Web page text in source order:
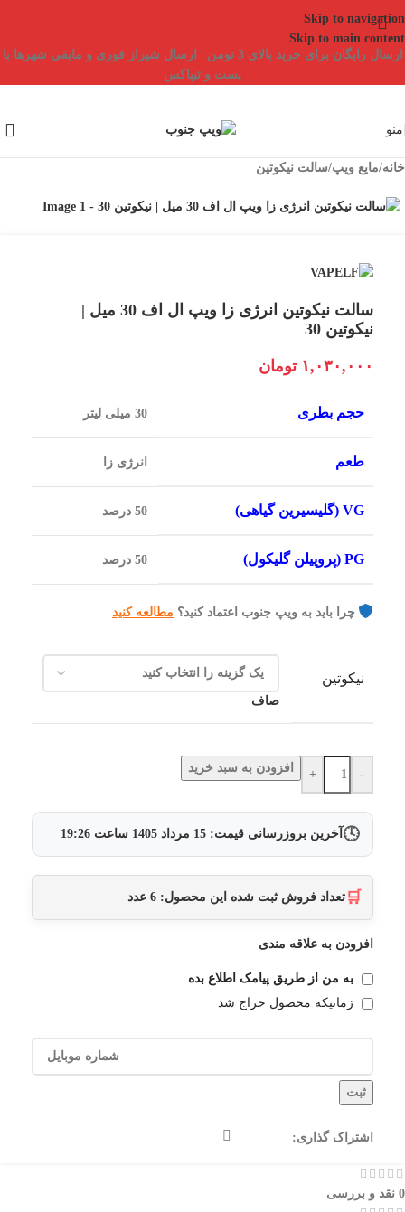
Skip to navigation
Skip to main content
ارسال رایگان برای خرید بالای 3 تومن | ارسال شیراز فوری و مابقی شهرها با
پست و تیپاکس
منو
خانه/مایع ویپ/سالت نیکوتین
سالت نیکوتین انرژی زا ویپ ال اف 30 میل |
نیکوتین 30
۱,۰۳۰,۰۰۰ تومان
حجم بطری 30 میلی لیتر
طعم انرژی زا
VG (گلیسیرین گیاهی) 50 درصد
PG (پروپیلن گلیکول) 50 درصد
چرا باید به ویپ جنوب اعتماد کنید؟ مطالعه کنید
نیکوتین
صاف
-
+ افزودن به سبد خرید
🕓 آخرین بروزرسانی قیمت: 15 مرداد 1405 ساعت 19:26
🛒 تعداد فروش ثبت شده این محصول: 6 عدد
افزودن به علاقه مندی
به من از طریق پیامک اطلاع بده
زمانیکه محصول حراج شد
ثبت
اشتراک گذاری:
0 نقد و بررسی